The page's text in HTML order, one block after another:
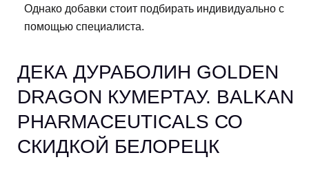
Однако добавки стоит подбирать индивидуально с
помощью специалиста.
ДЕКА ДУРАБОЛИН GOLDEN
DRAGON КУМЕРТАУ. BALKAN
PHARMACEUTICALS СО
СКИДКОЙ БЕЛОРЕЦК